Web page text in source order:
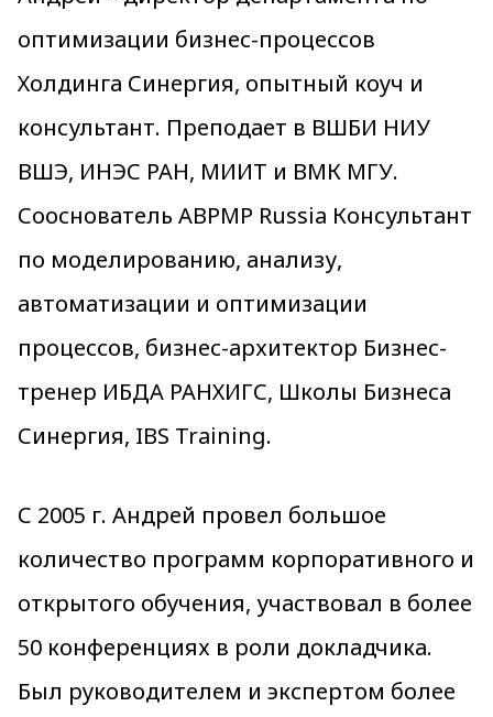
оптимизации бизнес-процессов
Холдинга Синергия, опытный коуч и
консультант. Преподает в ВШБИ НИУ
ВШЭ, ИНЭС РАН, МИИТ и ВМК МГУ.
Сооснователь ABPMP Russia Консультант
по моделированию, анализу,
автоматизации и оптимизации
процессов, бизнес-архитектор Бизнес-
тренер ИБДА РАНХИГС, Школы Бизнеса
Синергия, IBS Training.
С 2005 г. Андрей провел большое
количество программ корпоративного и
открытого обучения, участвовал в более
50 конференциях в роли докладчика.
Был руководителем и экспертом более